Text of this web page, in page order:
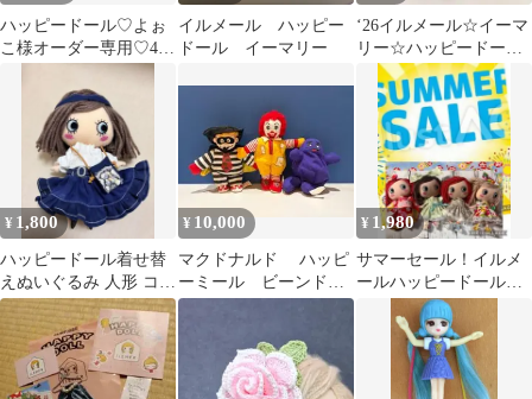
ハッピードール♡よぉ
こ様オーダー専用♡4点
セット♡イーマリーち
ゃん♡イルメール♡
イルメール ハッピー
ドール イーマリー
‘26イルメール☆イーマ
リー☆ハッピードール
ドレス21
¥ 1,800
ハッピードール着せ替
えぬいぐるみ 人形 コー
ディネートセット
¥ 10,000
マクドナルド ハッピ
ーミール ビーンドー
ル３体セット
¥ 1,980
サマーセール！イルメ
ールハッピードールお
洋服お買い得セット 8